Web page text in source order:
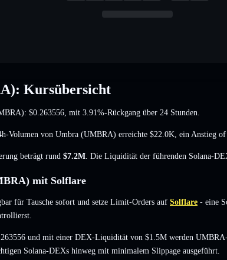
Kursübersicht
$0.263556 , mit 3.91%-Rückgang über 24 Stunden.
Volumen von Umbra (UMBRA) erreichte $22.0K ein Anstieg
beträgt rund $7.2M . Die Liquidität der führenden Solana-
mit Solflare
für Tausche sofort und setze Limit-Orders auf Solflare - eine
und mit einer DEX-Liquidität von $1.5M werden
Solana-DEXs hinweg mit minimalem Slippage ausgeführt.